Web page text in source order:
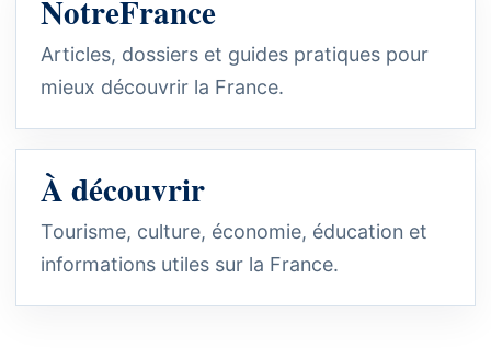
NotreFrance
Articles, dossiers et guides pratiques pour
mieux découvrir la France.
À découvrir
Tourisme, culture, économie, éducation et
informations utiles sur la France.